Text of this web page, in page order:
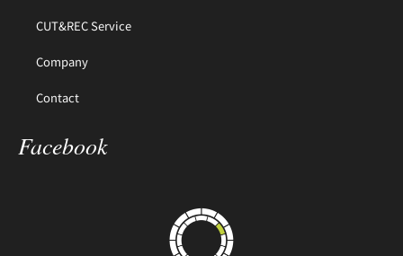
CUT&REC Service
Company
Contact
Facebook